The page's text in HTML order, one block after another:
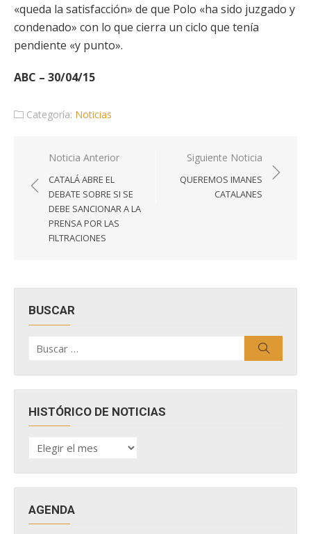
«queda la satisfacción» de que Polo «ha sido juzgado y
condenado» con lo que cierra un ciclo que tenía
pendiente «y punto».
ABC – 30/04/15
Categoría: Noticias
Navegación
de
entradas
Noticia Anterior
CATALÁ ABRE EL
DEBATE SOBRE SI SE
DEBE SANCIONAR A LA
PRENSA POR LAS
FILTRACIONES
Siguiente Noticia
QUEREMOS IMANES
CATALANES
BUSCAR
por:
HISTÓRICO DE NOTICIAS
HISTÓRICO
DE
AGENDA